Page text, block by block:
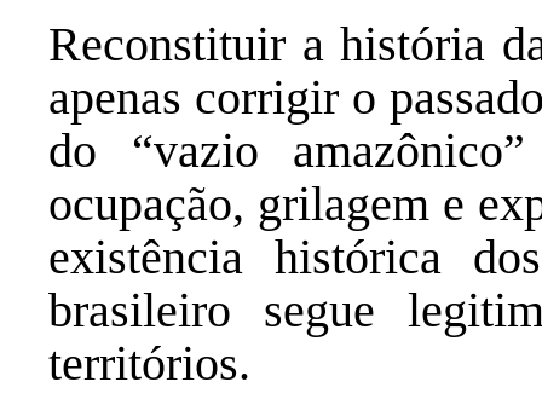
Reconstituir a história
apenas corrigir o
do “vazio
ocupação, grilagem e
existência histórica
brasileiro segue
territórios.